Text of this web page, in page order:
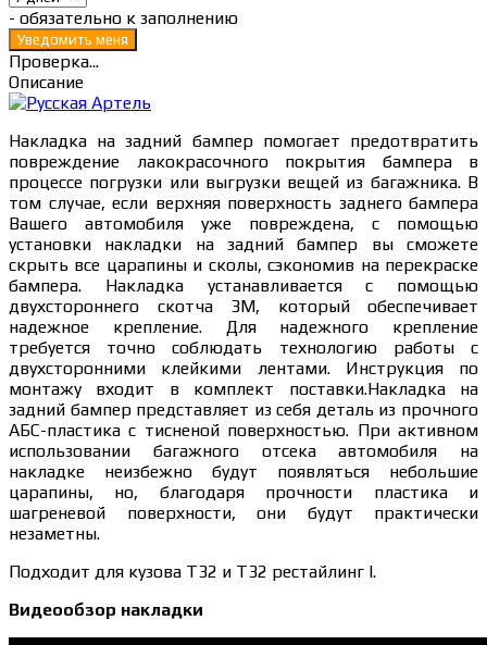
- обязательно к заполнению
Проверка...
Описание
Накладка на задний бампер помогает предотвратить
повреждение лакокрасочного покрытия бампера в
процессе погрузки или выгрузки вещей из багажника. В
том случае, если верхняя поверхность заднего бампера
Вашего автомобиля уже повреждена, с помощью
установки накладки на задний бампер вы сможете
скрыть все царапины и сколы, сэкономив на перекраске
бампера. Накладка устанавливается с помощью
двухстороннего скотча 3М, который обеспечивает
надежное крепление. Для надежного крепление
требуется точно соблюдать технологию работы с
двухсторонними клейкими лентами. Инструкция по
монтажу входит в комплект поставки.Накладка на
задний бампер представляет из себя деталь из прочного
АБС-пластика с тисненой поверхностью. При активном
использовании багажного отсека автомобиля на
накладке неизбежно будут появляться небольшие
царапины, но, благодаря прочности пластика и
шагреневой поверхности, они будут практически
незаметны.
Подходит для кузова Т32 и Т32 рестайлинг I.
Видеообзор накладки